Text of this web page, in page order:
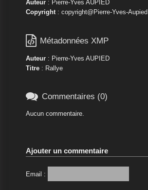
Auteur: Pierre-Yves AUPIED
Copyright: copyright@Pierre-Yves-Aupied
 Métadonnées XMP
Auteur: Pierre-Yves AUPIED
Titre: Rallye
 Commentaires (0)
Aucun commentaire.
Ajouter un commentaire
Email :